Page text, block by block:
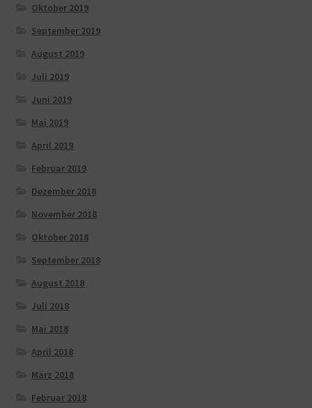
Oktober 2019
September 2019
August 2019
Juli 2019
Juni 2019
Mai 2019
April 2019
Februar 2019
Dezember 2018
November 2018
Oktober 2018
September 2018
August 2018
Juli 2018
Mai 2018
April 2018
März 2018
Februar 2018